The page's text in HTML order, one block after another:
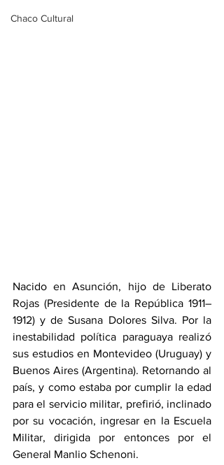
Chaco Cultural
Nacido en Asunción, hijo de Liberato
Rojas (Presidente de la República 1911–
1912) y de Susana Dolores Silva. Por la
inestabilidad política paraguaya realizó
sus estudios en Montevideo (Uruguay) y
Buenos Aires (Argentina). Retornando al
país, y como estaba por cumplir la edad
para el servicio militar, prefirió, inclinado
por su vocación, ingresar en la Escuela
Militar, dirigida por entonces por el
General Manlio Schenoni.